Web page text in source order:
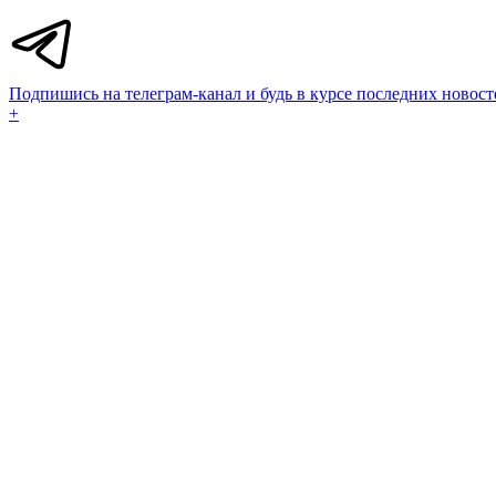
Подпишись на телеграм-канал и будь в курсе последних
+